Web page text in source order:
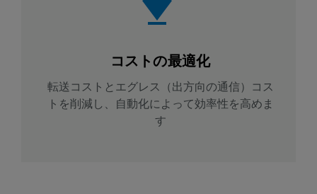
コストの最適化
転送コストとエグレス（出方向の通信）コス
トを削減し、自動化によって効率性を高めま
す